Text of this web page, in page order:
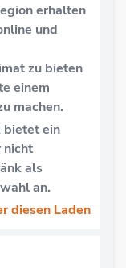
erhalten
und
zu bieten
einem
machen.
bietet ein
nicht
als
an.
diesen Laden